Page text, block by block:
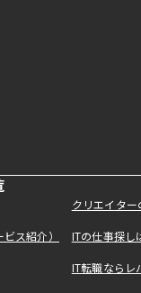
クリエイタ
ス紹介） ITの仕事探
IT転職なら